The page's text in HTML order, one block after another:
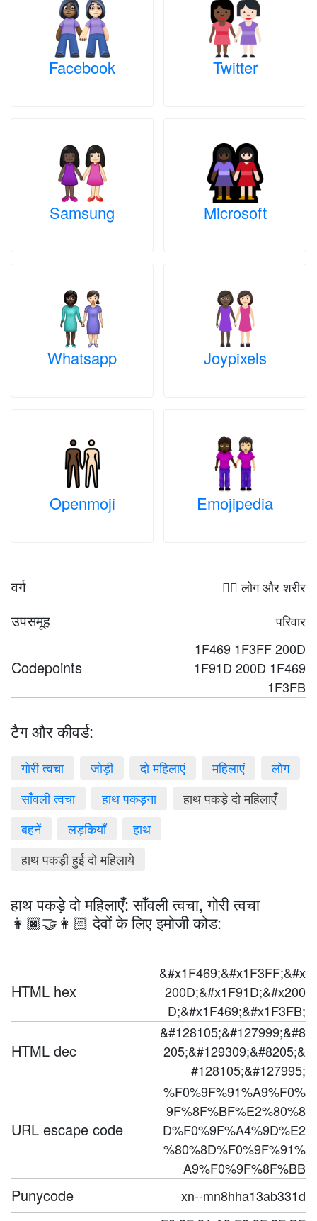
Facebook Twitter
Samsung Microsoft
Whatsapp Joypixels
Openmoji Emojipedia
वर्ग 🤦‍♀️ लोग और शरीर
उपसमूह परिवार
Codepoints
1F469 1F3FF 200D
1F91D 200D 1F469
1F3FB
टैग और कीवर्ड:
गोरी त्वचा जोड़ी दो महिलाएं महिलाएं
लोग
साँवली त्वचा
हाथ पकड़ना
हाथ पकड़े दो महिलाएँ
बहनें
लड़कियाँ
हाथ
हाथ पकड़ी हुई दो महिलाये
हाथ पकड़े दो महिलाएँ: साँवली त्वचा, गोरी त्वचा
👩🏿‍🤝‍👩🏻 देवों के लिए इमोजी कोड:
HTML hex
&#x1F469;&#x1F3FF;&#x
200D;&#x1F91D;&#x200
D;&#x1F469;&#x1F3FB;
HTML dec
&#128105;&#127999;&#8
205;&#129309;&#8205;&
#128105;&#127995;
URL escape code
%F0%9F%91%A9%F0%
9F%8F%BF%E2%80%8
D%F0%9F%A4%9D%E2
%80%8D%F0%9F%91%
A9%F0%9F%8F%BB
Punycode
xn--mn8hha13ab331d